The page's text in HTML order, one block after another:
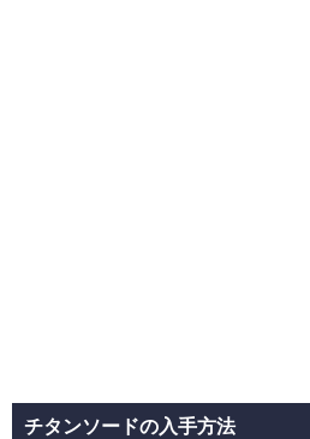
チタンソードの入手方法